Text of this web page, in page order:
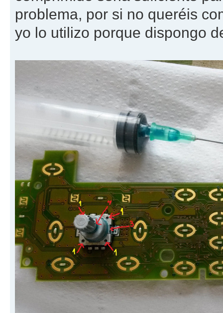
problema, por si no queréis
yo lo utilizo porque dispongo